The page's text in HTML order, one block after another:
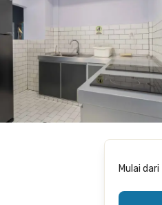
Mulai dari